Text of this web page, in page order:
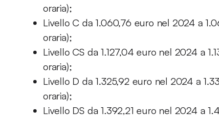
oraria);
Livello C da 1.060,76 euro nel 2024 a
oraria);
Livello CS da 1.127,04 euro nel 2024 a
oraria);
Livello D da 1.325,92 euro nel 2024 a
oraria);
Livello DS da 1.392,21 euro nel 2024 a